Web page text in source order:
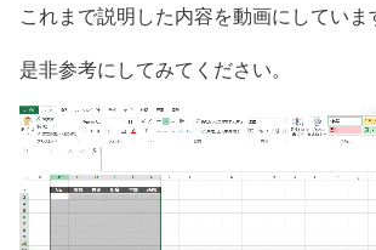
これまで説明した内容を動画にしていま
是非参考にしてみてください。